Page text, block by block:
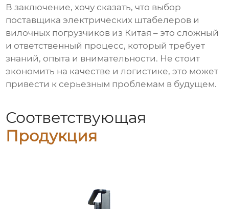
В заключение, хочу сказать, что выбор
поставщикаэлектрических штабелеров и
вилочных погрузчиков из Китая – это сложный
и ответственный процесс, который требует
знаний, опыта и внимательности. Не стоит
экономить на качестве и логистике, это может
привести к серьезным проблемам в будущем.
Соответствующая
Продукция